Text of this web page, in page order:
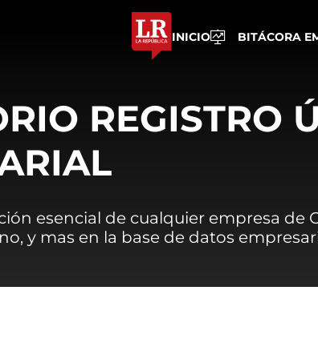
INICIO BITÁCORA
REGISTRO
esencial de cualquier empresa de
y mas en la base de datos